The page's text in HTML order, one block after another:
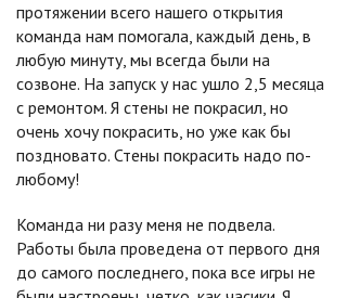
протяжении всего нашего открытия
команда нам помогала, каждый день, в
любую минуту, мы всегда были на
созвоне. На запуск у нас ушло 2,5 месяца
с ремонтом. Я стены не покрасил, но
очень хочу покрасить, но уже как бы
поздновато. Стены покрасить надо по-
любому!
Команда ни разу меня не подвела.
Работы была проведена от первого дня
до самого последнего, пока все игры не